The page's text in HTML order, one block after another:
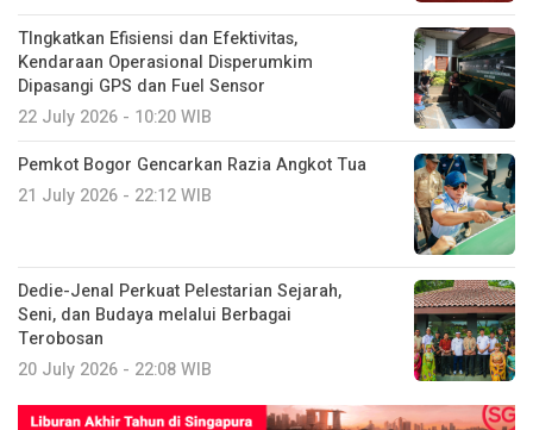
TIngkatkan Efisiensi dan Efektivitas,
Kendaraan Operasional Disperumkim
Dipasangi GPS dan Fuel Sensor
22 July 2026 - 10:20 WIB
Pemkot Bogor Gencarkan Razia Angkot Tua
21 July 2026 - 22:12 WIB
Dedie-Jenal Perkuat Pelestarian Sejarah,
Seni, dan Budaya melalui Berbagai
Terobosan
20 July 2026 - 22:08 WIB